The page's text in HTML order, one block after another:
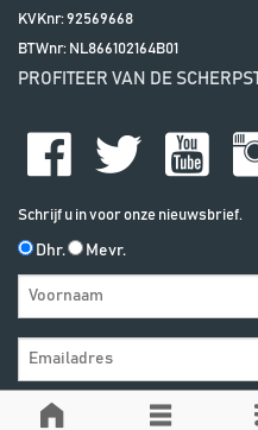
KVKnr: 92569668
BTWnr: NL866102164B01
PROFITEER VAN DE
Schrijf u in voor onze nieuwsbrief.
Dhr. Mevr.
Algemene Voorwaarden| | Alle